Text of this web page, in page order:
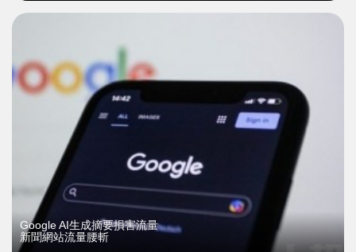
Google AI生成摘要損害流量
新聞網站流量腰斬